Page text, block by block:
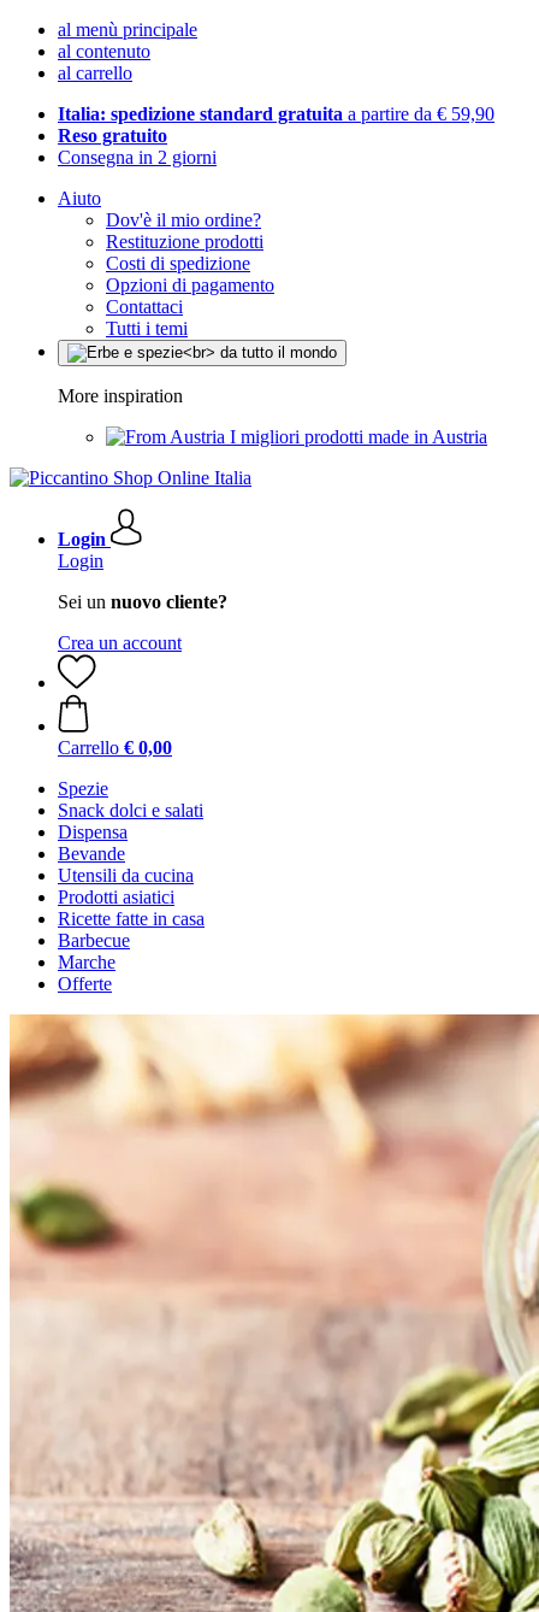
al menù principale
al contenuto
al carrello
Italia: spedizione standard gratuita a partire da € 59,90
Reso gratuito
Consegna in 2 giorni
Aiuto
Dov'è il mio ordine?
Restituzione prodotti
Costi di spedizione
Opzioni di pagamento
Contattaci
Tutti i temi
More inspiration
I migliori prodotti made in Austria
Login
Login
Sei un nuovo cliente?
Crea un account
Carrello € 0,00
Spezie
Snack dolci e salati
Dispensa
Bevande
Utensili da cucina
Prodotti asiatici
Ricette fatte in casa
Barbecue
Marche
Offerte